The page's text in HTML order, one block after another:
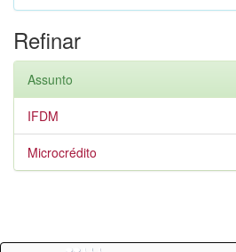
Refinar
Assunto
IFDM
Microcrédito